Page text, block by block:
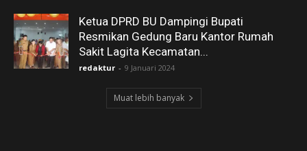
Ketua DPRD BU Dampingi Bupati
Resmikan Gedung Baru Kantor Rumah
Sakit Lagita Kecamatan...
redaktur - 9 Januari 2024
Muat lebih banyak